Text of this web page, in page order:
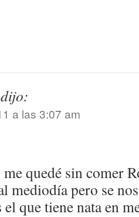
dijo:
a las 3:07 am
me quedé sin comer
mediodía pero se
el que tiene nata en